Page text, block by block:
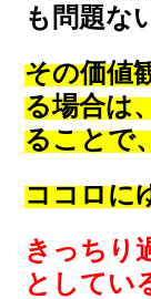
も問題な
その価値
る場合は
ることで
ココロに
きっちり
としてい